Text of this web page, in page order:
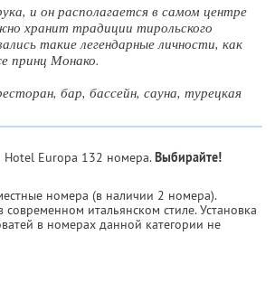
и он располагается в самом центре
хранит традиции тирольского
такие легендарные личности, как
принц Монако.
бар, бассейн, сауна, турецкая
Hotel Europa 132 номера.Выбирайте!
номера (в наличии 2 номера).
итальянском стиле. Установка
в номерах данной категории не